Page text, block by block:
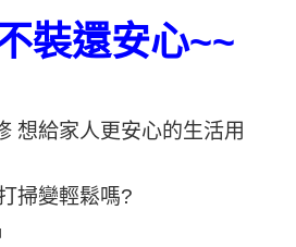
裝還安心~~
想給家人更安心的生活用
掃變輕鬆嗎?